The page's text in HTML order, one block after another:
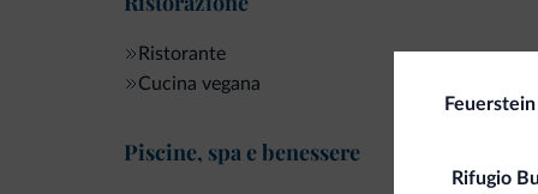
Ristorante
Cucina vegana
Piscine, spa e benessere
Rifugio